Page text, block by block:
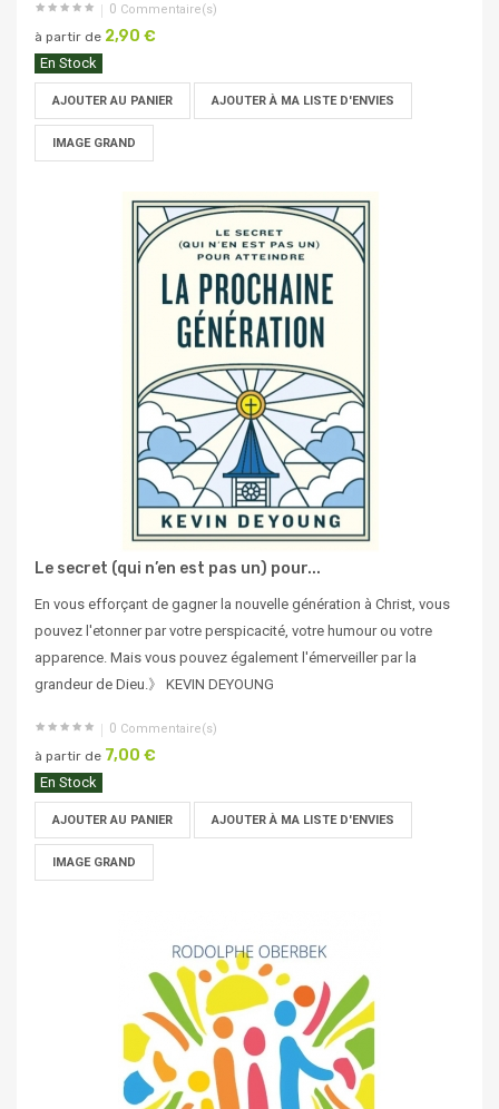
0 Commentaire(s)
à partir de 2,90 €
En Stock
AJOUTER AU PANIER AJOUTER À MA LISTE D'ENVIES
IMAGE GRAND
Le secret (qui n’en est pas un) pour...
En vous efforçant de gagner la nouvelle génération à Christ, vous
pouvez l'etonner par votre perspicacité, votre humour ou votre
apparence. Mais vous pouvez également l'émerveiller par la
grandeur de Dieu.》 KEVIN DEYOUNG
0 Commentaire(s)
à partir de 7,00 €
En Stock
AJOUTER AU PANIER AJOUTER À MA LISTE D'ENVIES
IMAGE GRAND